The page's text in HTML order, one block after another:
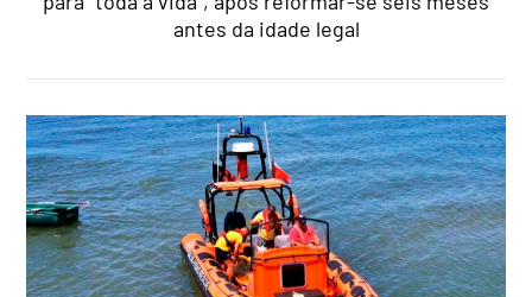
antes da idade legal